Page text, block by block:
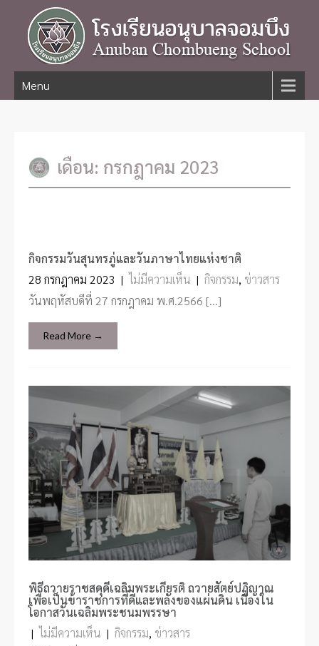
Menu
เดือน: กรกฎาคม 2023
กิจกรรมวันสุนทรภู่และวันภาษาไทยแห่งชาติ
28 กรกฎาคม 2023 | ไม่มีความเห็น | กิจกรรม, ข่าวสาร
วันพฤหัสบดีที่ 27 กรกฎาคม พ.ศ.2566 […]
Read More →
พิธีถวายราชสดุดีเฉลิมพระเกียรติ ถวายสัตย์ปฏิญาณ
เพื่อเป็นข้าราชการที่ดีและพลังของแผ่นดิน เนื่องใน
โอกาสวันเฉลิมพระชนมพรรษา
| ไม่มีความเห็น | กิจกรรม, ข่าวสาร